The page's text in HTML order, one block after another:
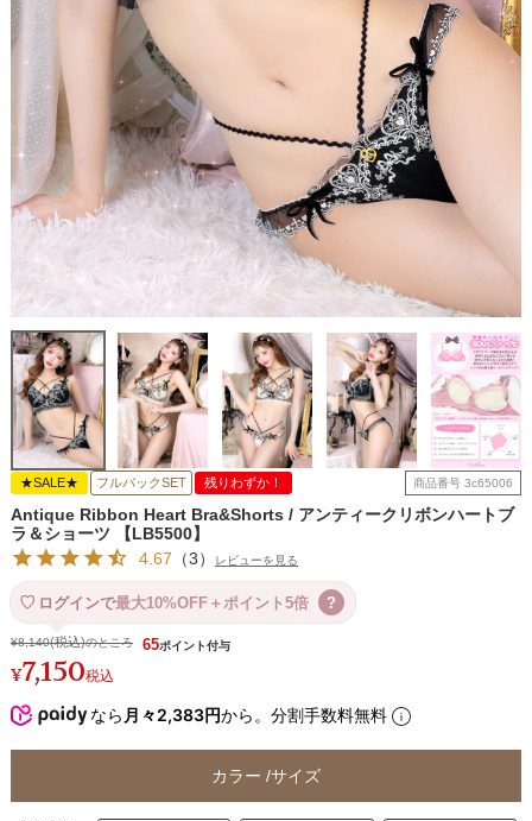
★SALE★ フルバックSET 残りわずか！ 商品番号 3c65006
Antique Ribbon Heart Bra&Shorts / アンティークリボンハートブ
ラ＆ショーツ 【LB5500】
4.67 （3） レビューを見る
ログインで最大10%OFF＋ポイント5倍 ?
¥8,140 のところ
¥7,150税込
65
なら 月々2,383円から。分割手数料無料
カラー サイズ